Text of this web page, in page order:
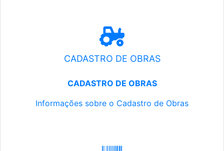
CADASTRO DE OBRAS
CADASTRO DE OBRAS
Informações sobre o Cadastro de Obras